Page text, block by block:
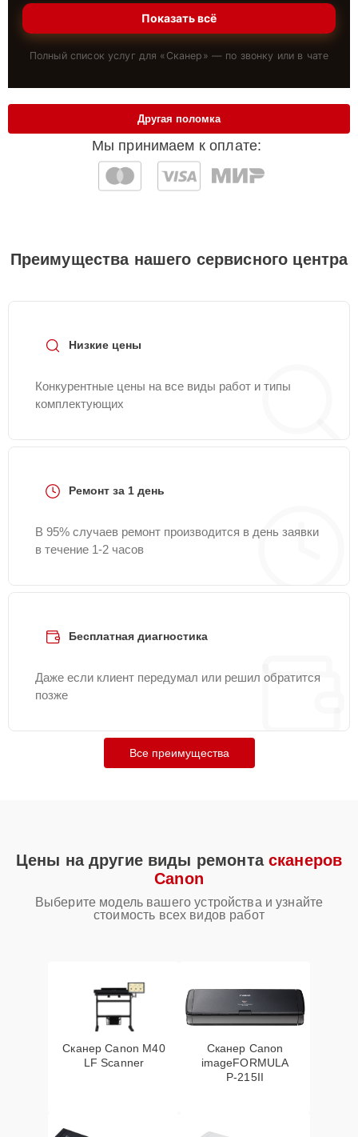
Показать всё
Полный список услуг для « Сканер » — по звонку или в чате
Мы принимаем к оплате:
Другая поломка
Преимущества нашего сервисного центра
Низкие цены
Конкурентные цены на все виды работ и типы
комплектующих
Ремонт за 1 день
В 95% случаев ремонт производится в день заявки
в течение 1-2 часов
Бесплатная диагностика
Даже если клиент передумал или решил обратится
позже
Все преимущества
Цены на другие виды ремонта сканеров
Canon
Выберите модель вашего устройства и узнайте
стоимость всех видов работ
Сканер Canon M40
LF Scanner
Сканер Canon
imageFORMULA
P‑215II